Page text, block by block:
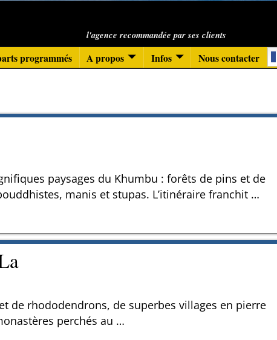
l'agence recommandée par ses clients
programmés A propos Infos Nous contacter
paysages du Khumbu : forêts de pins et de
manis et stupas. L’itinéraire franchit …
de rhododendrons, de superbes villages en pierre
perchés au …